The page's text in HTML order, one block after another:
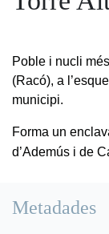
Poble i nucli
(Racó), a
municipi.
Forma un
d’Ademús i de
Metadades